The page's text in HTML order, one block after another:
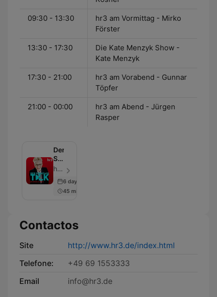
09:30 - 13:30
hr3 am Vormittag - Mirko
Förster
13:30 - 17:30
Die Kate Menzyk Show -
Kate Menzyk
17:30 - 21:00
hr3 am Vorabend - Gunnar
Töpfer
21:00 - 00:00
hr3 am Abend - Jürgen
Rasper
Der
Sonntagstalk
mit
Bärbel
Schäfer
von
hr3 - Episódio 81
6 days ago
45 min
Contactos
Site
http://www.hr3.de/index.html
Telefone:
+49 69 1553333
Email
info@hr3.de